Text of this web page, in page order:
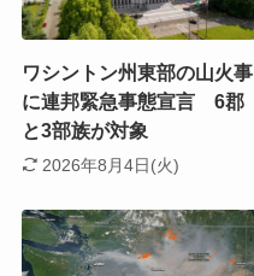
ワシントン州東部の山火事
に連邦緊急事態宣言 6郡
と3部族が対象
2026年8月4日(火)